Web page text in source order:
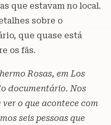
que estavam no local.
sobre o
que quase está
os fãs.
Rosas, em Los
documentário. Nos
o que acontece com
seis pessoas que